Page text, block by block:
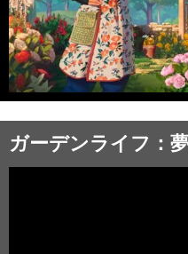
ガーデンライフ：